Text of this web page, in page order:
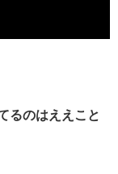
るのはええこと